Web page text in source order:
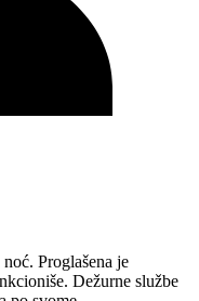
Proglašena je
Dežurne službe